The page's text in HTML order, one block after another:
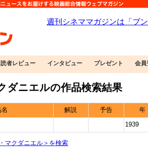
読者レビュー インタビュー プレゼント 会員
ダニエルの作品検索結果
解説 予告 年
1939
マクダニエル＞を検索